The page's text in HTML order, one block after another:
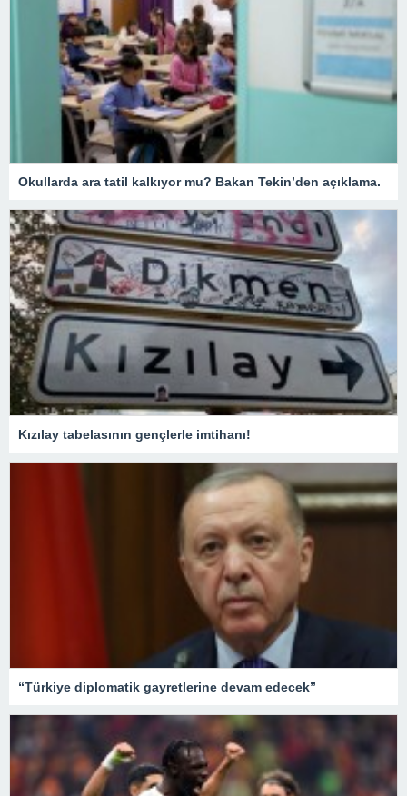
Okullarda ara tatil kalkıyor mu? Bakan Tekin’den açıklama.
Kızılay tabelasının gençlerle imtihanı!
“Türkiye diplomatik gayretlerine devam edecek”